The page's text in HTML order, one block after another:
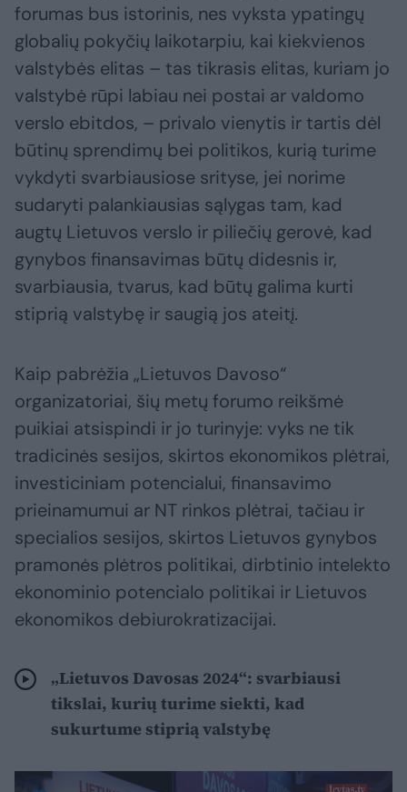
forumas bus istorinis, nes vyksta ypatingų
globalių pokyčių laikotarpiu, kai kiekvienos
valstybės elitas – tas tikrasis elitas, kuriam jo
valstybė rūpi labiau nei postai ar valdomo
verslo ebitdos, – privalo vienytis ir tartis dėl
būtinų sprendimų bei politikos, kurią turime
vykdyti svarbiausiose srityse, jei norime
sudaryti palankiausias sąlygas tam, kad
augtų Lietuvos verslo ir piliečių gerovė, kad
gynybos finansavimas būtų didesnis ir,
svarbiausia, tvarus, kad būtų galima kurti
stiprią valstybę ir saugią jos ateitį.
Kaip pabrėžia „Lietuvos Davoso“
organizatoriai, šių metų forumo reikšmė
puikiai atsispindi ir jo turinyje: vyks ne tik
tradicinės sesijos, skirtos ekonomikos plėtrai,
investiciniam potencialui, finansavimo
prieinamumui ar NT rinkos plėtrai, tačiau ir
specialios sesijos, skirtos Lietuvos gynybos
pramonės plėtros politikai, dirbtinio intelekto
ekonominio potencialo politikai ir Lietuvos
ekonomikos debiurokratizacijai.
„Lietuvos Davosas 2024“: svarbiausi
tikslai, kurių turime siekti, kad
sukurtume stiprią valstybę